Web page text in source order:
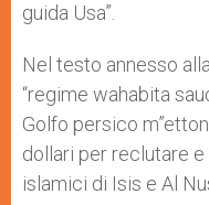
guida Usa”.
Nel testo annesso
“regime wahabita
Golfo persico
dollari per reclutare
islamici di Isis e Al